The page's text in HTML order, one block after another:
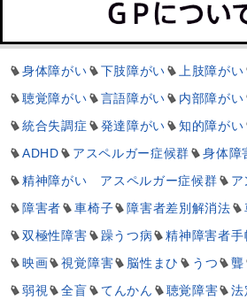
身体障がい 下肢障がい 上肢障がい
聴覚障がい
言語障がい 内部障がい
統合失調症
発達障がい 知的障がい
ADHD
アスペルガー症候群
身体障
精神障がい アスペルガー症候群
ア
障害者
車椅子 障害者差別解消法
双極性障害
躁うつ病 精神障害者手
映画
視覚障害 脳性まひ うつ 聾
弱視
全盲 てんかん 聴覚障害 法